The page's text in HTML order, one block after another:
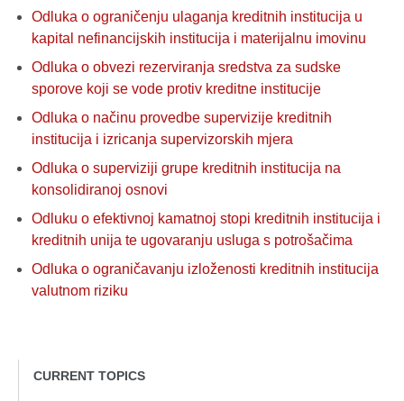
Odluka o ograničenju ulaganja kreditnih institucija u
kapital nefinancijskih institucija i materijalnu imovinu
Odluka o obvezi rezerviranja sredstva za sudske
sporove koji se vode protiv kreditne institucije
Odluka o načinu provedbe supervizije kreditnih
institucija i izricanja supervizorskih mjera
Odluka o superviziji grupe kreditnih institucija na
konsolidiranoj osnovi
Odluku o efektivnoj kamatnoj stopi kreditnih institucija i
kreditnih unija te ugovaranju usluga s potrošačima
Odluka o ograničavanju izloženosti kreditnih institucija
valutnom riziku
CURRENT TOPICS